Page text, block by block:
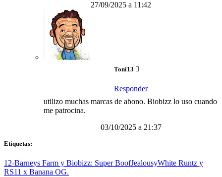
27/09/2025 a 11:42
Toni13
Responder
utilizo muchas marcas de abono. Biobizz lo uso cuando
me patrocina.
03/10/2025 a 21:37
Etiquetas:
12-Barneys Farm y Biobizz: Super BoofJealousyWhite Runtz y
RS11 x Banana OG.